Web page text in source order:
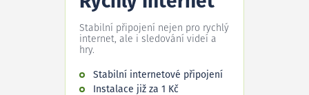
Stabilní připojení nejen pro rychlý
internet, ale i sledování videí a
hry.
Stabilní internetové připojení
Instalace již za 1 Kč